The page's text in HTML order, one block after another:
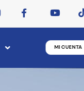
MI CUENTA